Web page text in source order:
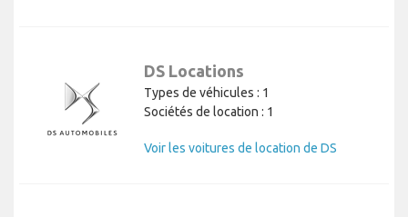
DS Locations
Types de véhicules : 1
Sociétés de location : 1
Voir les voitures de location de DS